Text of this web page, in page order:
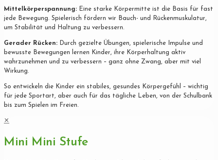
Mittelkörperspannung: Eine starke Körpermitte ist die Basis für fast
jede Bewegung. Spielerisch fördern wir Bauch- und Rückenmuskulatur,
um Stabilität und Haltung zu verbessern.
Gerader Rücken: Durch gezielte Übungen, spielerische Impulse und
bewusste Bewegungen lernen Kinder, ihre Körperhaltung aktiv
wahrzunehmen und zu verbessern – ganz ohne Zwang, aber mit viel
Wirkung.
So entwickeln die Kinder ein stabiles, gesundes Körpergefühl – wichtig
für jede Sportart, aber auch für das tägliche Leben, von der Schulbank
bis zum Spielen im Freien.
✕
Mini Mini Stufe